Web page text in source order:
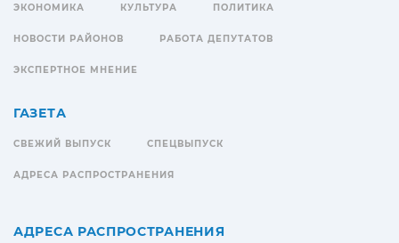
ЭКОНОМИКА КУЛЬТУРА ПОЛИТИКА
НОВОСТИ РАЙОНОВ РАБОТА ДЕПУТАТОВ
ЭКСПЕРТНОЕ МНЕНИЕ
ГАЗЕТА
СВЕЖИЙ ВЫПУСК СПЕЦВЫПУСК
АДРЕСА РАСПРОСТРАНЕНИЯ
АДРЕСА РАСПРОСТРАНЕНИЯ